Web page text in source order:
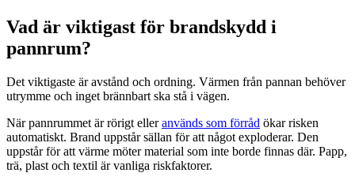
Vad är viktigast för brandskydd i
pannrum?
Det viktigaste är avstånd och ordning. Värmen från pannan behöver
utrymme och inget brännbart ska stå i vägen.
När pannrummet är rörigt elleranvänds som förråd ökar risken
automatiskt. Brand uppstår sällan för att något exploderar. Den
uppstår för att värme möter material som inte borde finnas där. Papp,
trä, plast och textil är vanliga riskfaktorer.